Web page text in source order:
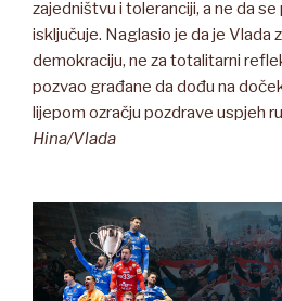
zajedništvu i toleranciji, a ne da se
isključuje. Naglasio je da je Vlada
demokraciju, ne za totalitarni
pozvao građane da dođu na
lijepom ozračju pozdrave uspjeh
Hina/Vlada